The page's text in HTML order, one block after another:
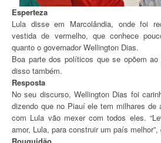
Esperteza
Lula disse em Marcolândia, onde foi
vestida de vermelho, que conhece
quanto o governador Wellington Dias.
Boa parte dos políticos que se opõem
disso também.
Resposta
No seu discurso, Wellington Dias foi
dizendo que no Piauí ele tem milhares de
com Lula vão mexer com todos eles.
amor, Lula, para construir um país